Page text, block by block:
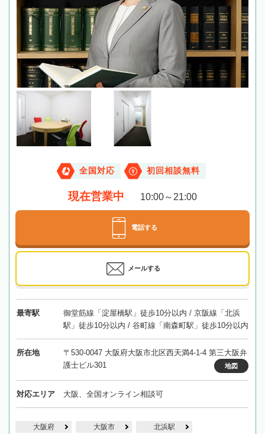
全国対応 初回相談無料
現在営業中 10:00～21:00
電話する
メールする
最寄駅
御堂筋線「淀屋橋駅」徒歩10分以内 / 京阪線「北浜
駅」徒歩10分以内 / 谷町線「南森町駅」徒歩10分以内
所在地
〒530-0047 大阪府大阪市北区西天満4-1-4 第三大阪弁
護士ビル301
地図
対応エリア 大阪、全国オンライン相談可
大阪府 大阪市 北浜駅